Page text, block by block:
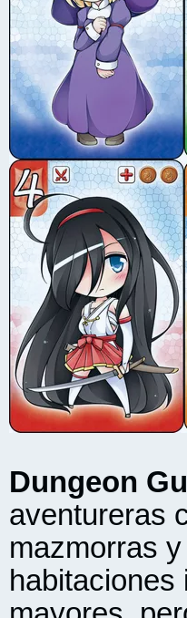
Dungeon
aventureras
mazmorras
habitaciones